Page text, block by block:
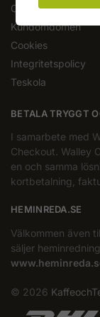
Om oss
Kundomdömen
Cookies
Integritetspolicy
Teskola
BETALA TRYGGT
I samarbete med
Checkout. Walley
en och samma
kortbetalning,
HEMINREDA.SE
Välkommen även
säljer heminredning.
© 2026